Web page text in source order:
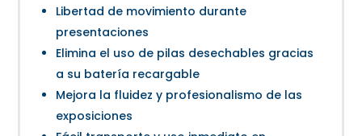
Libertad de movimiento durante
presentaciones
Elimina el uso de pilas desechables gracias
a su batería recargable
Mejora la fluidez y profesionalismo de las
exposiciones